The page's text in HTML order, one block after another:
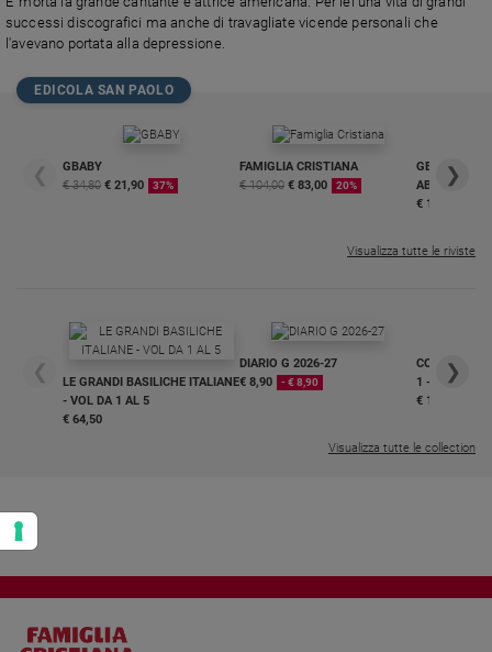
Policy
Chi
Contatti
Redazione
successi discografici ma anche di travagliate vicende personali che
l'avevano portata alla depressione.
EDICOLA SAN PAOLO
❮
GBABY
€ 34,80 € 21,90 37%
FAMIGLIA CRISTIANA
€ 104,00 € 83,00 20%
GBABY
€ 16,99
❯
Visualizza tutte le riviste
❮
LE GRANDI BASILICHE ITALIANE
- VOL DA 1 AL 5
€ 64,50
DIARIO G 2026-27
€ 8,90
- € 8,90
COLLANA
1 - 2
€ 18,50
❯
Visualizza tutte le collection